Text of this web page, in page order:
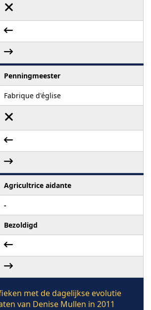
Penningmeester
Fabrique d'église
Agricultrice aidante
-
Bezoldigd
met de dagelijkse evolutie
van Denise Mullen in 2011